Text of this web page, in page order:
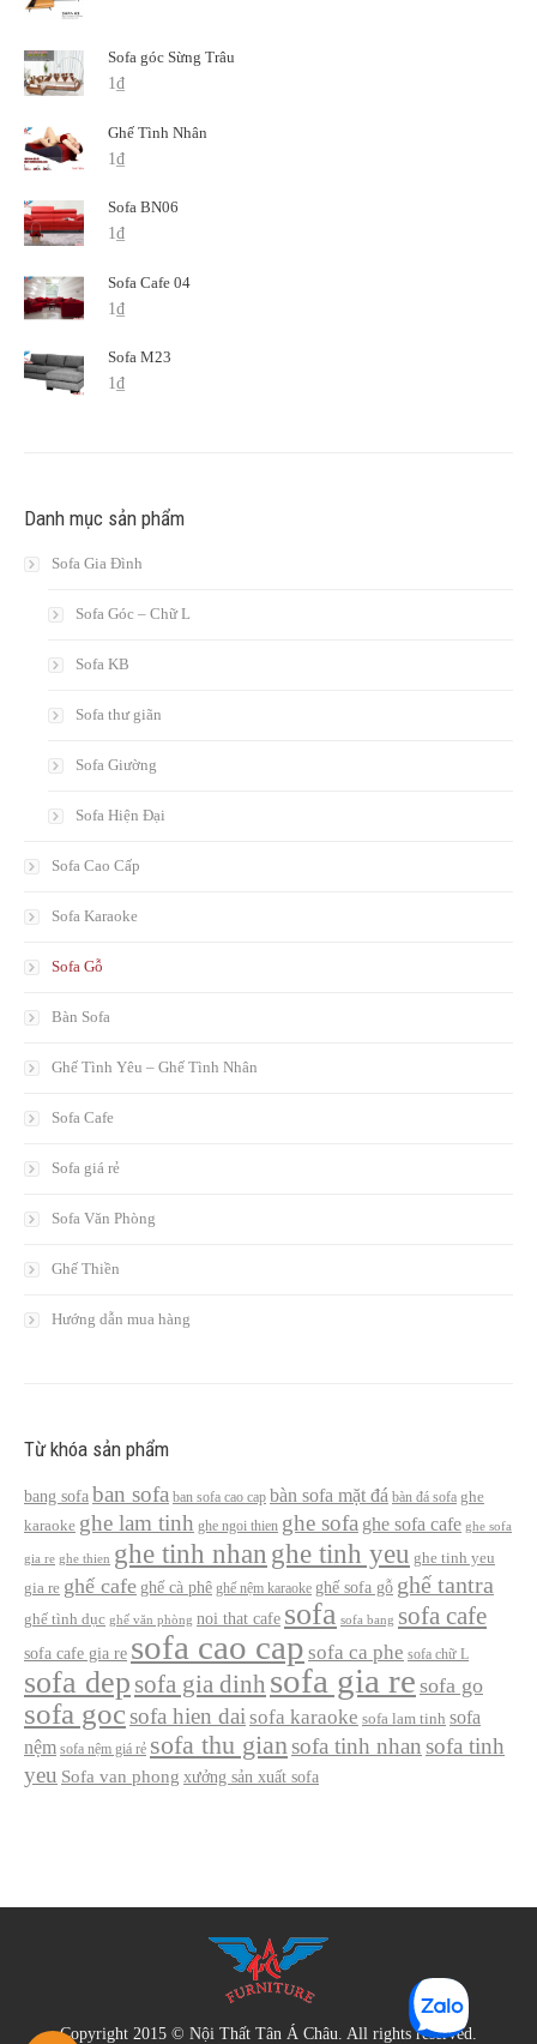
Sofa góc Sừng Trâu
1₫
Ghế Tình Nhân
1₫
Sofa BN06
1₫
Sofa Cafe 04
1₫
Sofa M23
1₫
Danh mục sản phẩm
Sofa Gia Đình
Sofa Góc – Chữ L
Sofa KB
Sofa thư giãn
Sofa Giường
Sofa Hiện Đại
Sofa Cao Cấp
Sofa Karaoke
Sofa Gỗ
Bàn Sofa
Ghế Tình Yêu – Ghế Tình Nhân
Sofa Cafe
Sofa giá rẻ
Sofa Văn Phòng
Ghế Thiền
Hướng dẫn mua hàng
Từ khóa sản phẩm
bang sofaban sofa ban sofa cao cap bàn sofa mặt đá bàn đá sofa ghe
karaoke ghe lam tinh ghe ngoi thien ghe sofa ghe sofa cafe ghe sofa
gia re ghe thien ghe tinh nhan ghe tinh yeu ghe tinh yeu
gia re ghế cafe ghế cà phê ghế nệm karaoke ghế sofa gỗ ghế tantra
ghế tình dục ghế văn phòng noi that cafe sofa sofa bang sofa cafe
sofa cafe gia re sofa cao cap sofa ca phe sofa chữ L
sofa dep sofa gia dinh sofa gia re sofa go
sofa gocsofa hien dai sofa karaoke sofa lam tinh sofa
nệm sofa nệm giá rẻ sofa thu giansofa tinh nhan sofa tinh
yeu Sofa van phong xưởng sản xuất sofa
Copyright 2015 © Nội Thất Tân Á Châu. All rights reserved.